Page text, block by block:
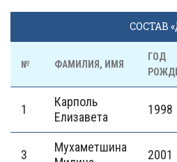
СОСТАВ
№ ФАМИЛИЯ, ИМЯ
ГОД
1
Карполь
Елизавета
1998
3
Мухаметшина
2001